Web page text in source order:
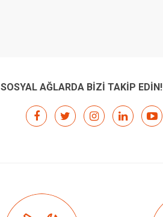
SOSYAL AĞLARDA BİZİ TAKİP EDİN!